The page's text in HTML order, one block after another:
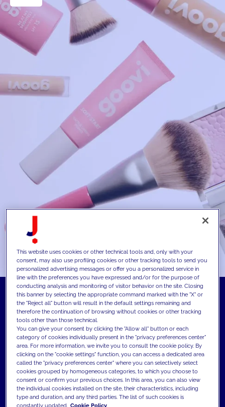
GOOVI, brand Health, Beauty e Personal
This website uses cookies or other technical tools and, only with your
consent, may also use profiling cookies or other tracking tools to send you
personalized advertising messages or offer you a personalized service in
line with the preferences you have expressed and/or for the purpose of
conducting analysis and monitoring of visitor behavior on the site. Closing
this banner by selecting the appropriate command marked with the "X" or
the "Reject all" button will result in the default settings remaining and
therefore the continuation of browsing without cookies or other tracking
tools other than those technical.
You can give your consent by clicking the "Allow all" button or each
category of cookies individually present in the "privacy preferences center"
area. For more information, we invite you to consult the cookie policy. By
clicking on the "cookie settings" function, you can access a dedicated area
called the "privacy preferences center" where you can selectively select
cookies grouped by homogeneous categories, to which you choose to
consent or confirm your previous choices. In this area, you can also view
the individual cookies installed on the site, their characteristics, including
type and duration, and any third parties. The list of such cookies is
constantly updated. Cookie Policy